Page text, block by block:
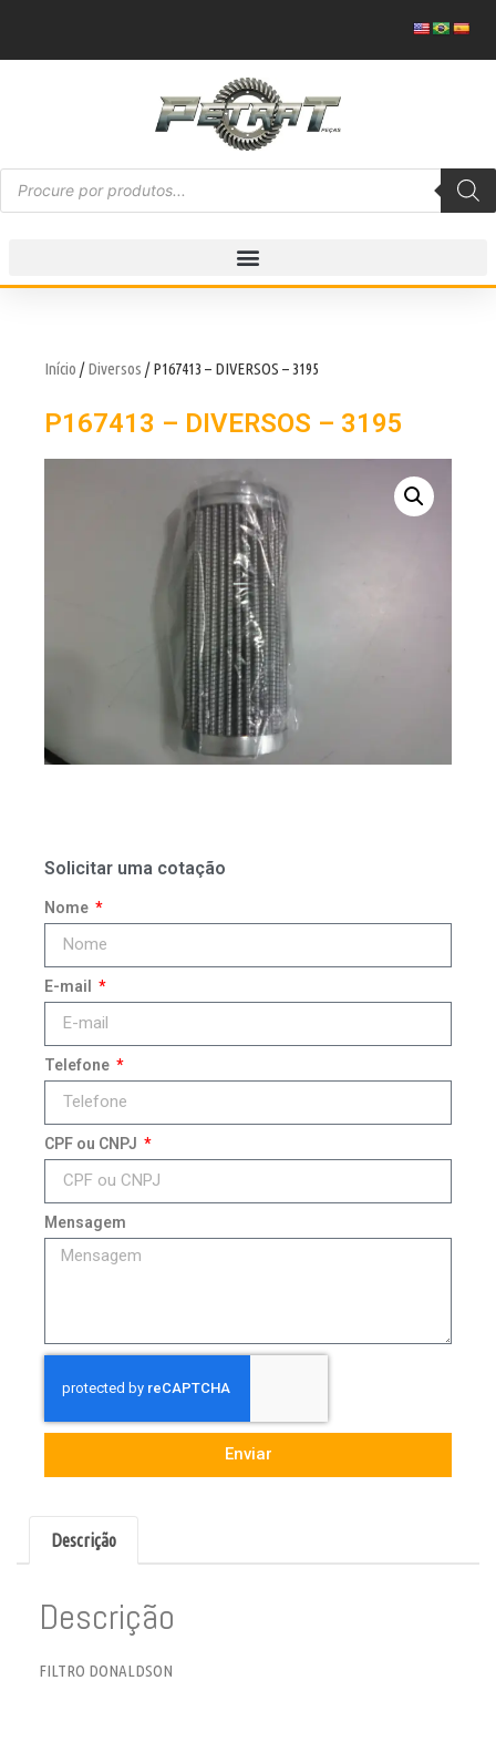
Início /Diversos / P167413 – DIVERSOS – 3195
P167413 – DIVERSOS – 3195
Solicitar uma cotação
Nome
E-mail
Telefone
CPF ou CNPJ
Mensagem
Enviar
Descrição
Descrição
FILTRO DONALDSON